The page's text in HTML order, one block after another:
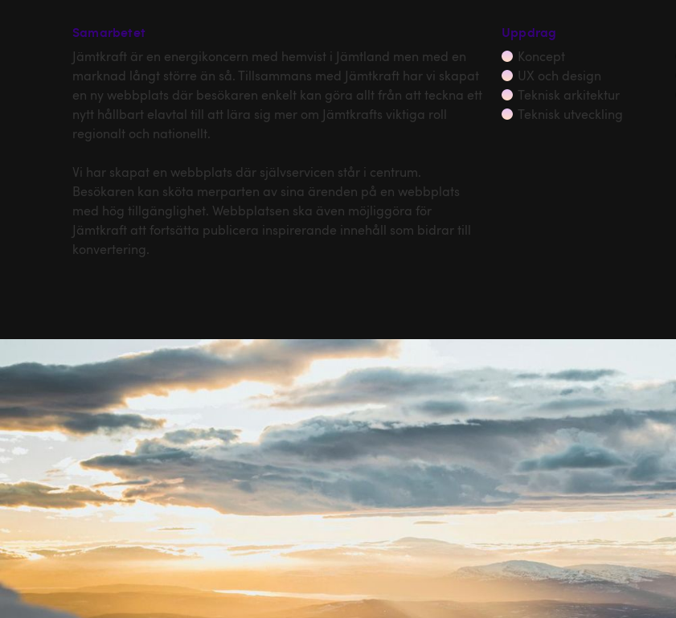
Samarbetet
Jämtkraft är en energikoncern med hemvist i Jämtland men med en
marknad långt större än så. Tillsammans med Jämtkraft har vi skapat
en ny webbplats där besökaren enkelt kan göra allt från att teckna ett
nytt hållbart elavtal till att lära sig mer om Jämtkrafts viktiga roll
regionalt och nationellt.
Vi har skapat en webbplats där självservicen står i centrum.
Besökaren kan sköta merparten av sina ärenden på en webbplats
med hög tillgänglighet. Webbplatsen ska även möjliggöra för
Jämtkraft att fortsätta publicera inspirerande innehåll som bidrar till
konvertering.
Uppdrag
Koncept
UX och design
Teknisk arkitektur
Teknisk utveckling